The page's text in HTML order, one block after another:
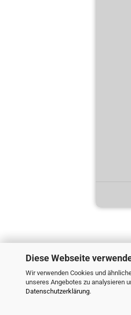
Diese Webseite
Wir verwenden Cookies und
unseres Angebotes zu analysieren
Datenschutzerklärung.